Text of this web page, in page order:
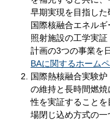
早期実現を目指し
国際核融合エネル
照射施設の工学実
計画の3つの事業を
BAに関するホーム
国際熱核融合実験
の維持と長時間燃
性を実証すること
場閉じ込め方式の